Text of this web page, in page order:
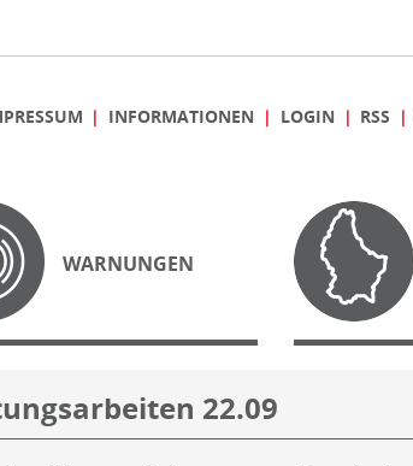
INFORMATIONEN LOGIN RSS
WARNUNGEN
22.09